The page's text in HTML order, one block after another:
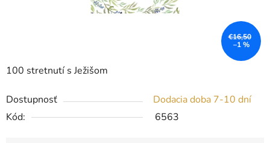
100 stretnutí s Ježišom
Dostupnosť
Dodacia doba 7-10 dní
Kód:
6563
€16,50
–1 %